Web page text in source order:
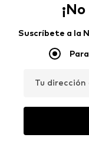
Suscríbete a la
Tu